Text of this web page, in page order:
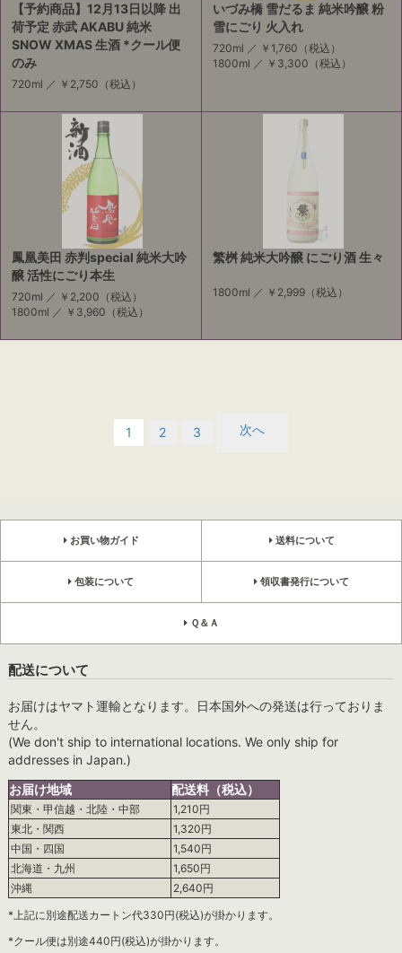
【予約商品】12月13日以降 出
荷予定 赤武 AKABU 純米
SNOW XMAS 生酒 *クール便
のみ
720ml ／ ￥2,750 （税込）
いづみ橋 雪だるま 純米吟醸 粉
雪にごり 火入れ
720ml ／ ￥1,760 （税込）
1800ml ／ ￥3,300 （税込）
鳳凰美田 赤判special 純米大吟
醸 活性にごり本生
720ml ／ ￥2,200 （税込）
1800ml ／ ￥3,960 （税込）
繁桝 純米大吟醸 にごり酒 生々
1800ml ／ ￥2,999（税込）
1 2 3 次へ
お買い物ガイド 送料について
包装について 領収書発行について
Ｑ＆Ａ
配送について
お届けはヤマト運輸となります。日本国外への発送は行っておりま
せん。
(We don't ship to international locations. We only ship for
addresses in Japan.)
お届け地域
配送料（税込）
関東・甲信越・北陸・中部
1,210円
東北・関西
1,320円
中国・四国
1,540円
北海道・九州
1,650円
沖縄
2,640円
*上記に別途配送カートン代330円(税込)が掛かります。
*クール便は別途440円(税込)が掛かります。